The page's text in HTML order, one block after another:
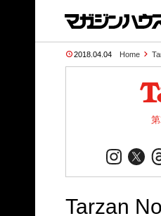
2018.04.04 Home
Tarzan